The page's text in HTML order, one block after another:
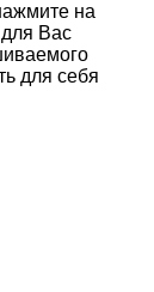
на
для Вас
для себя